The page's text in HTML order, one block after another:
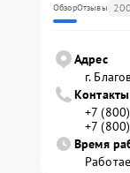
ОбзорОтзывы 200
Адрес
г.
Контакты
+7
+7
Время